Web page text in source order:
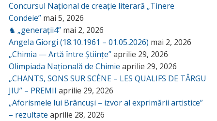
Concursul Național de creație literară „Tinere
Condeie” mai 5, 2026
♞ „generații4” mai 2, 2026
Angela Giorgi (18.10.1961 – 01.05.2026) mai 2, 2026
„Chimia — Artă între Științe”aprilie 29, 2026
Olimpiada Națională de Chimie aprilie 29, 2026
„CHANTS, SONS SUR SCÈNE – LES QUALIFS DE TÂRGU
JIU” – PREMII aprilie 29, 2026
„Aforismele lui Brâncuși – izvor al exprimării artistice”
– rezultate aprilie 28, 2026